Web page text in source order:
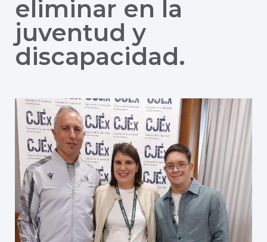
eliminar en la
juventud y
discapacidad.